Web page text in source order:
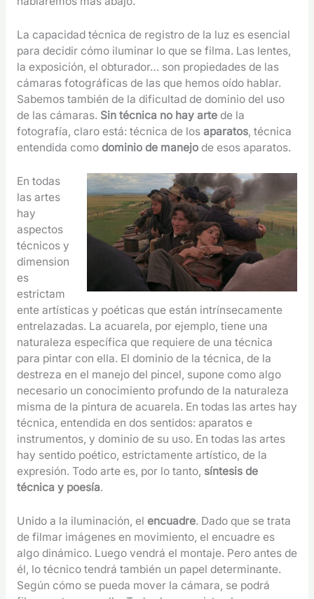
La capacidad técnica de registro de la luz es esencial
para decidir cómo iluminar lo que se filma. Las lentes,
la exposición, el obturador… son propiedades de las
cámaras fotográficas de las que hemos oído hablar.
Sabemos también de la dificultad de dominio del uso
de las cámaras. Sin técnica no hay artede la
fotografía, claro está: técnica de los aparatos, técnica
entendida como dominio de manejode esos aparatos.
En todas
las artes
hay
aspectos
técnicos y
dimension
es
estrictam
ente artísticas y poéticas que están intrínsecamente
entrelazadas. La acuarela, por ejemplo, tiene una
naturaleza específica que requiere de una técnica
para pintar con ella. El dominio de la técnica, de la
destreza en el manejo del pincel, supone como algo
necesario un conocimiento profundo de la naturaleza
misma de la pintura de acuarela. En todas las artes hay
técnica, entendida en dos sentidos: aparatos e
instrumentos, y dominio de su uso. En todas las artes
hay sentido poético, estrictamente artístico, de la
expresión. Todo arte es, por lo tanto, síntesis de
técnica y poesía.
Unido a la iluminación, el encuadre. Dado que se trata
de filmar imágenes en movimiento, el encuadre es
algo dinámico. Luego vendrá el montaje. Pero antes de
él, lo técnico tendrá también un papel determinante.
Según cómo se pueda mover la cámara, se podrá